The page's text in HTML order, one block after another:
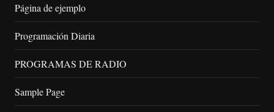
Página de ejemplo
Programación Diaria
PROGRAMAS DE RADIO
Sample Page